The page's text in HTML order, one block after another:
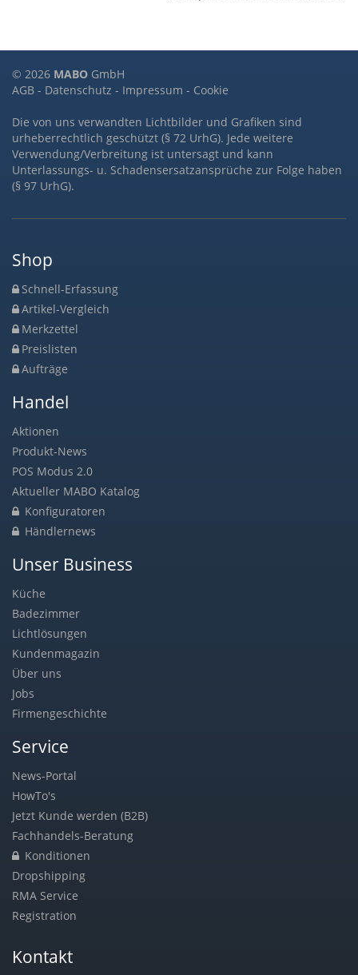
© 2026 MABO GmbH
AGB - Datenschutz - Impressum - Cookie
Die von uns verwandten Lichtbilder und Grafiken sind
urheberrechtlich geschützt (§ 72 UrhG). Jede weitere
Verwendung/Verbreitung ist untersagt und kann
Unterlassungs- u. Schadensersatzansprüche zur Folge haben
(§ 97 UrhG).
Shop
Schnell-Erfassung
Artikel-Vergleich
Merkzettel
Preislisten
Aufträge
Handel
Aktionen
Produkt-News
POS Modus 2.0
Aktueller MABO Katalog
Konfiguratoren
Händlernews
Unser Business
Küche
Badezimmer
Lichtlösungen
Kundenmagazin
Über uns
Jobs
Firmengeschichte
Service
News-Portal
HowTo's
Jetzt Kunde werden (B2B)
Fachhandels-Beratung
Konditionen
Dropshipping
RMA Service
Registration
Kontakt